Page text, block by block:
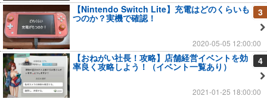
3
【Nintendo Switch Lite】充電はどのくらいも
つのか？実機で確認！
2020-05-05 12:00:00
4
【おねがい社長！攻略】店舗経営イベントを効
率良く攻略しよう！（イベント一覧あり）
2021-01-25 18:00:00